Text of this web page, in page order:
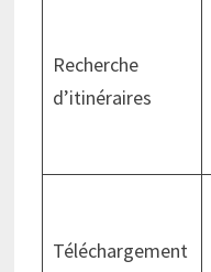
Recherche
d’itinéraires
Téléchargement